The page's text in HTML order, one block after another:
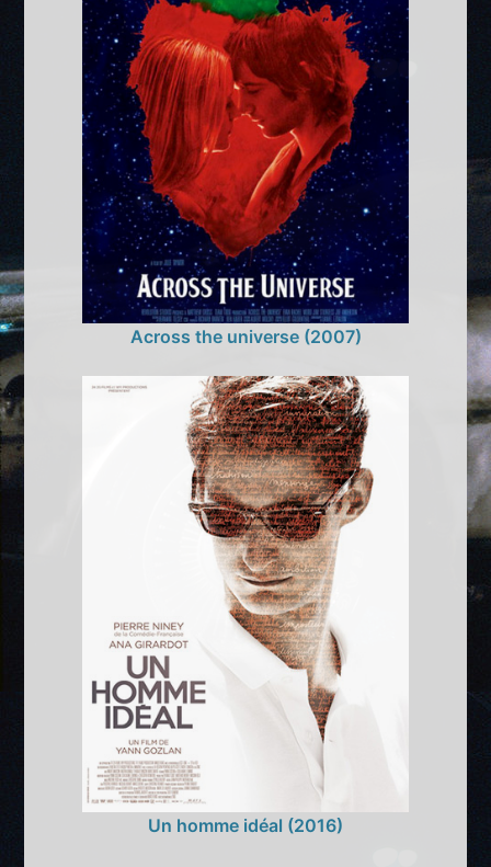
Across the universe (2007)
Un homme idéal (2016)